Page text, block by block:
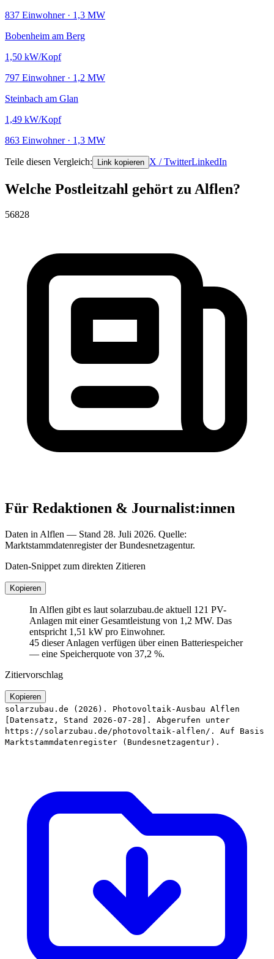
837 Einwohner · 1,3 MW
Bobenheim am Berg
1,50 kW/Kopf
797 Einwohner · 1,2 MW
Steinbach am Glan
1,49 kW/Kopf
863 Einwohner · 1,3 MW
Teile diesen Vergleich: Link kopieren X / TwitterLinkedIn
Welche Postleitzahl gehört zu Alflen?
56828
Für Redaktionen & Journalist:innen
Daten in Alflen — Stand 28. Juli 2026. Quelle:
Marktstammdatenregister der Bundesnetzagentur.
Daten-Snippet zum direkten Zitieren
Kopieren
In Alflen gibt es laut solarzubau.de aktuell 121 PV-
Anlagen mit einer Gesamtleistung von 1,2 MW. Das
entspricht 1,51 kW pro Einwohner.
45 dieser Anlagen verfügen über einen Batteriespeicher
— eine Speicherquote von 37,2 %.
Zitiervorschlag
Kopieren
solarzubau.de (2026). Photovoltaik-Ausbau Alflen
[Datensatz, Stand 2026-07-28]. Abgerufen unter
https://solarzubau.de/photovoltaik-alflen/. Auf Basis
Marktstammdatenregister (Bundesnetzagentur).